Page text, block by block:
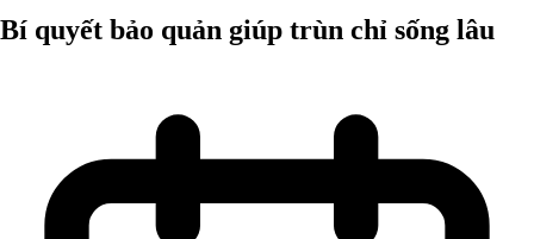
Bí quyết bảo quản giúp trùn chỉ sống lâu